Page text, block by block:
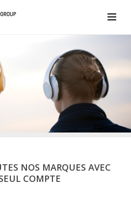
NOS MARQUES AVEC
COMPTE